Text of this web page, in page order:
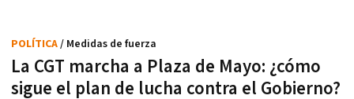
La CGT marcha a Plaza de Mayo: ¿cómo
sigue el plan de lucha contra el Gobierno?
POLÍTICA/ Medidas de fuerza